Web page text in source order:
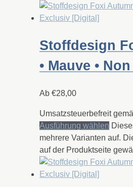
Stoffdesign
• Mauve •
Ab €28,00
Umsatzsteuerbefreit
Ausführung wählen
mehrere Varianten auf.
auf der Produktseite